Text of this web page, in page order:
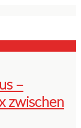
–
zwischen